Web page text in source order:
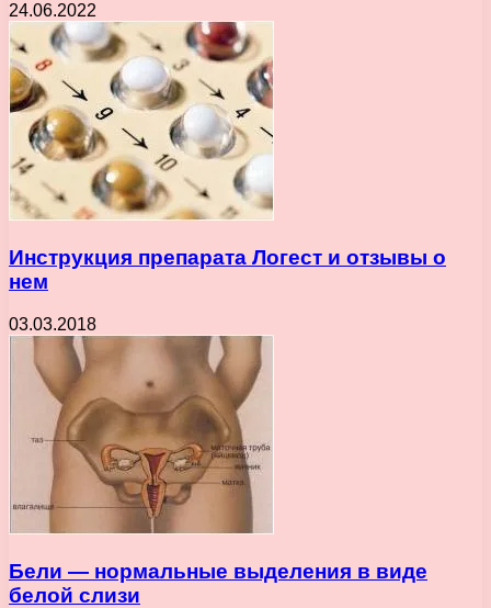
24.06.2022
Инструкция препарата Логест и отзывы о
нем
03.03.2018
Бели — нормальные выделения в виде
белой слизи